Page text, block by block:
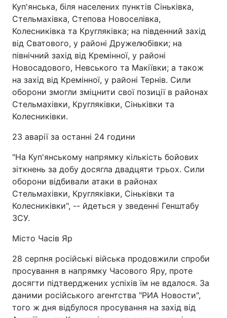
Куп'янська, біля населених пунктів Сіньківка,
Стельмахівка, Степова Новоселівка,
Колесниківка та Кругляківка; на південний захід
від Сватового, у районі Дружелюбівки; на
північний захід від Кремінної, у районі
Новосадового, Невського та Макіївки; а також
на захід від Кремінної, у районі Тернів. Сили
оборони змогли зміцнити свої позиції в районах
Стельмахівки, Кругляківки, Сіньківки та
Колесниківки.
23 аварії за останні 24 години
"На Куп'янському напрямку кількість бойових
зіткнень за добу досягла двадцяти трьох. Сили
оборони відбивали атаки в районах
Стельмахівки, Кругляківки, Сіньківки та
Колесниківки", -- йдеться у зведенні Генштабу
ЗСУ.
Місто Часів Яр
28 серпня російські війська продовжили спроби
просування в напрямку Часового Яру, проте
досягти підтверджених успіхів їм не вдалося. За
даними російського агентства "РИА Новости",
того ж дня відбулося просування на захід від